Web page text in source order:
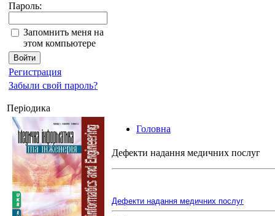
Пароль:
Запомнить меня на
этом компьютере
Регистрация
Забыли свой пароль?
Періодика
Головна
Дефекти надання медичних послуг
Дефекти надання медичних послуг